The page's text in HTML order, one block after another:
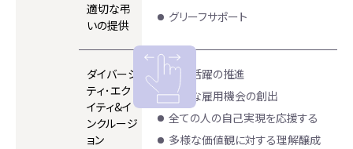
適切な弔
いの提供
グリーフサポート
ダイバーシ
ティ･エク
イティ&イ
ンクルージ
ョン
女性活躍の推進
多様な雇用機会の創出
全ての人の自己実現を応援する
多様な価値観に対する理解醸成